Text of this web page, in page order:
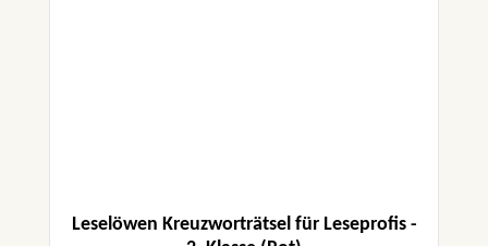
Leselöwen Kreuzworträtsel für Leseprofis -